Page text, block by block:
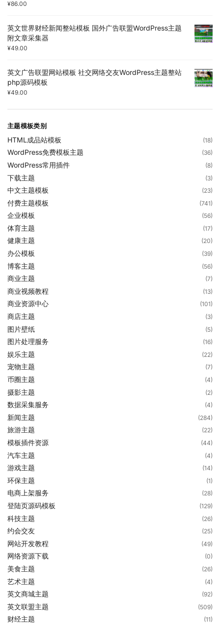
¥86.00
英文世界财经新闻整站模板 国外广告联盟WordPress主题
附文章采集器
¥49.00
英文广告联盟网站模板 社交网络交友WordPress主题整站
php源码模板
¥49.00
主题模板类别
HTML成品站模板 (18)
WordPress免费模板主题 (36)
WordPress常用插件 (8)
下载主题 (3)
中文主题模板 (23)
付费主题模板 (741)
企业模板 (56)
体育主题 (17)
健康主题 (20)
办公模板 (39)
博客主题 (56)
商业主题 (7)
商业视频教程 (13)
商业资源中心 (101)
商店主题 (3)
图片壁纸 (5)
图片处理服务 (16)
娱乐主题 (22)
宠物主题 (7)
币圈主题 (4)
摄影主题 (2)
数据采集服务 (4)
新闻主题 (284)
旅游主题 (22)
模板插件资源 (44)
汽车主题 (4)
游戏主题 (14)
环保主题 (1)
电商上架服务 (28)
登陆页源码模板 (129)
科技主题 (26)
约会交友 (25)
网站开发教程 (49)
网络资源下载 (0)
美食主题 (26)
艺术主题 (4)
英文商城主题 (92)
英文联盟主题 (509)
财经主题 (11)